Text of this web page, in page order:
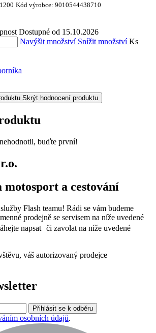
Kód výrobce: 9010544438710
Dostupné od 15.10.2026
Navýšit množství Snížit množstvíKs
Skrýt hodnocení produktu
buďte první!
a cestování
Flash teamu! Rádi se vám budeme
prodejně se servisem na níže uvedené
napsat či zavolat na níže uvedené
váš autorizovaný prodejce
Přihlásit se k odběru
osobních údajů.